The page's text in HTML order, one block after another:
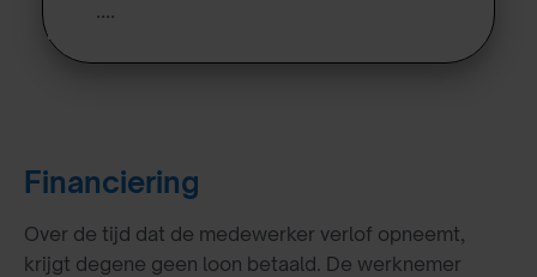
….
Financiering
Over de tijd dat de medewerker verlof opneemt,
krijgt degene geen loon betaald. De werknemer